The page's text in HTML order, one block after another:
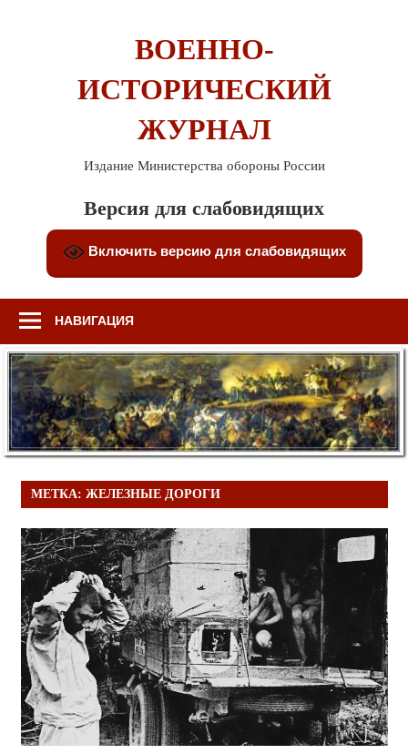
ВОЕННО-
ИСТОРИЧЕСКИЙ
ЖУРНАЛ
Издание Министерства обороны России
Версия для слабовидящих
Включить версию для слабовидящих
НАВИГАЦИЯ
МЕТКА: ЖЕЛЕЗНЫЕ ДОРОГИ